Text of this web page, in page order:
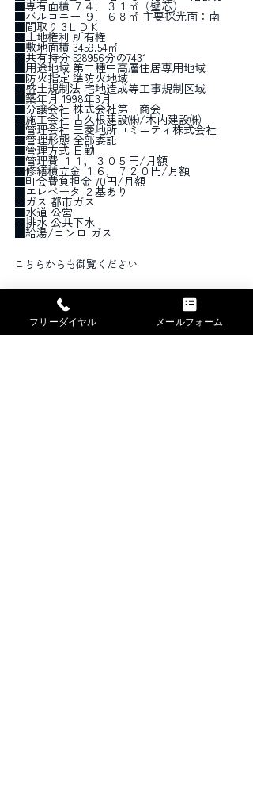
■専有面積 ７４．３１㎡（壁芯）
■バルコニー ９．６８㎡ 主要採光面：南
■間取り 3ＬＤＫ
■土地権利 所有権
■敷地面積 3459.54㎡
■共有持分 528956分の7431
■用途地域 第二種中高層住居専用地域
■防火指定 準防火地域
■盛土規制法 宅地造成等工事規制区域
■築年月 1998年3月
■分譲会社 株式会社第一商会
■施工会社 古久根建設㈱/木内建設㈱
■管理会社 三菱地所コミニティ株式会社
■管理形態 全部委託
■管理方式 日勤
■管理費 １１，３０５円/月額
■修繕積立金 １６，７２０円/月額
■町会費負担金 70円/月額
■エレベータ ２基あり
■ガス 都市ガス
■水道 公営
■排水 公共下水
■給湯/コンロ ガス
こちらからも御覧ください
フリーダイヤル メールフォーム